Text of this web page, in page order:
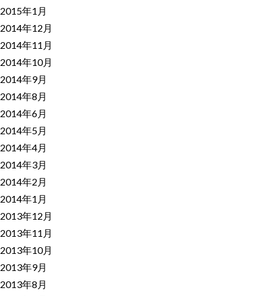
2015年1月
2014年12月
2014年11月
2014年10月
2014年9月
2014年8月
2014年6月
2014年5月
2014年4月
2014年3月
2014年2月
2014年1月
2013年12月
2013年11月
2013年10月
2013年9月
2013年8月